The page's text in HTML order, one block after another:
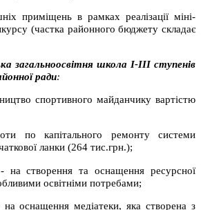
приміщень в рамках реалізації міні-
(частка районного бюджету складає
загальноосвітня школа І-ІІІ ступенів
ради:
спортивного майданчику вартістю
по капітального ремонту системи
ланки (264 тис.грн.);
створення та оснащення ресурсної
освітніми потребами;
оснащення медіатеки, яка створена з